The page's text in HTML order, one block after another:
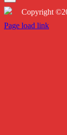
…
Copyright
Twitter
Instagram
Facebook
Page load link